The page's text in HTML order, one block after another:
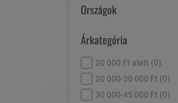
Országok
Árkategória
20 000 Ft alatt (0)
20 000-30 000 Ft (0)
30 000-45 000 Ft (0)